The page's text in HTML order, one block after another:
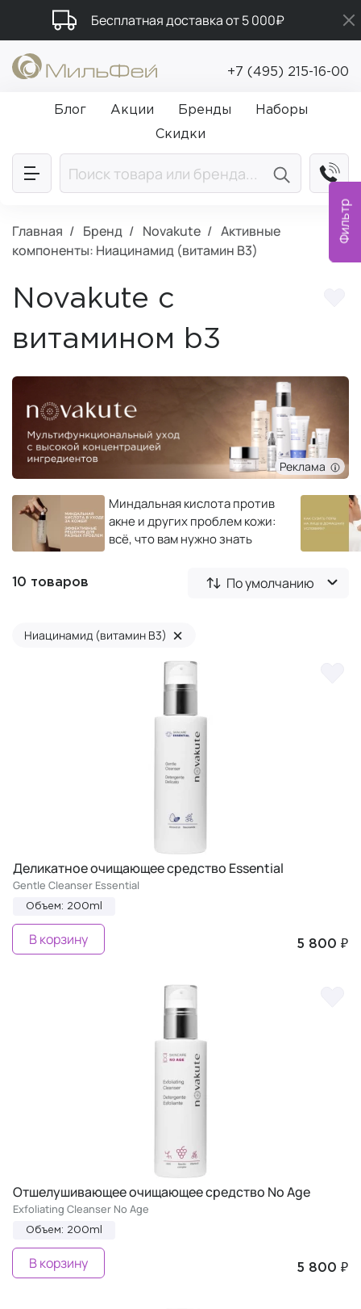
Фильтр
Бесплатная доставка от 5 000₽
Промокод ПРИВЕТ
Подарки в каждый заказ от 5 000₽
+7 (495) 215-16-00
Блог Акции Бренды
Наборы
Скидки
Главная Бренд Novakute
Активные
компоненты: Ниацинамид (витамин B3)
Novakute с
витамином b3
Реклама
Миндальная кислота против
акне и других проблем кожи:
всё, что вам нужно знать
10 товаров По умолчанию
Ниацинамид (витамин B3) ×
Деликатное очищающее средство Essential
Gentle Cleanser Essential
Объем: 200ml
5 800 ₽
В корзину
Отшелушивающее очищающее средство No Age
Exfoliating Cleanser No Age
Объем: 200ml
5 800 ₽
В корзину